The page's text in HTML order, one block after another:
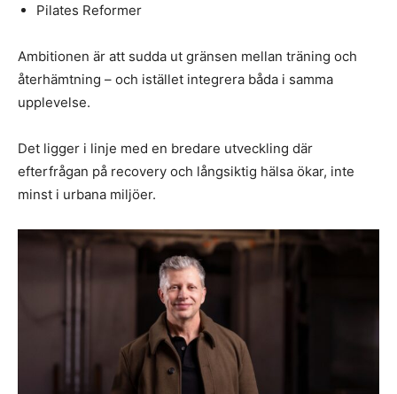
Pilates Reformer
Ambitionen är att sudda ut gränsen mellan träning och
återhämtning – och istället integrera båda i samma
upplevelse.
Det ligger i linje med en bredare utveckling där
efterfrågan på recovery och långsiktig hälsa ökar, inte
minst i urbana miljöer.